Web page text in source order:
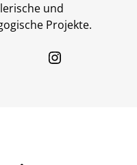
und
Projekte.
Instagram